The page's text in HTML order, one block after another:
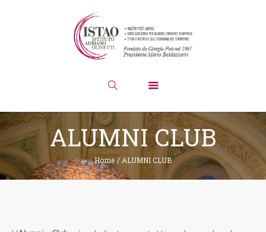
ALUMNI CLUB
Home / ALUMNI CLUB